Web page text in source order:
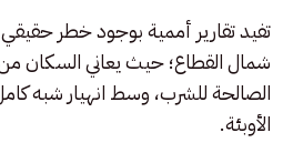
تفيد تقارير أممية بوجود خطر
شمال القطاع؛ حيث يعاني السكان من
الصالحة للشرب، وسط انهيار شبه
الأوبئة.